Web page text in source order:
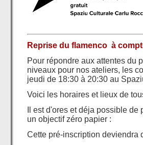
Reprise du flamenco à
Pour répondre aux attentes du
niveaux pour nos ateliers, les
jeudi de 18:30 à 20:30 au
Voici les horaires et lieux de
Il est d'ores et déja possible
un objectif zéro papier :
Cette pré-inscription deviendra